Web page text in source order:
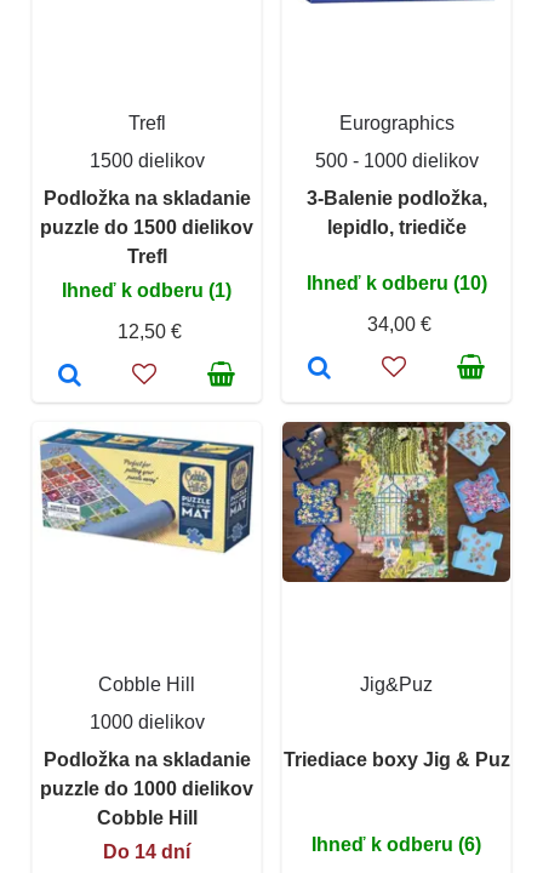
Trefl
1500 dielikov
Podložka na skladanie
puzzle do 1500 dielikov
Trefl
Ihneď k odberu (1)
12,50 €
Eurographics
500 - 1000 dielikov
3-Balenie podložka,
lepidlo, triediče
Ihneď k odberu (10)
34,00 €
Cobble Hill
1000 dielikov
Podložka na skladanie
puzzle do 1000 dielikov
Cobble Hill
Do 14 dní
Jig&Puz
Triediace boxy Jig & Puz
Ihneď k odberu (6)